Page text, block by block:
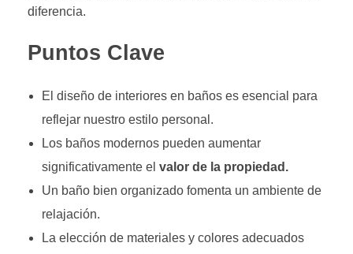
diferencia.
Puntos Clave
El diseño de interiores en baños es esencial para
reflejar nuestro estilo personal.
Los baños modernos pueden aumentar
significativamente el valor de la propiedad.
Un baño bien organizado fomenta un ambiente de
relajación.
La elección de materiales y colores adecuados